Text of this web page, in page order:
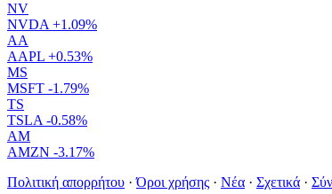
NV
NVDA +1.09%
AA
AAPL +0.53%
MS
MSFT -1.79%
TS
TSLA -0.58%
AM
AMZN -3.17%
Πολιτική απορρήτου · Όροι χρήσης · Νέα · Σχετικά ·